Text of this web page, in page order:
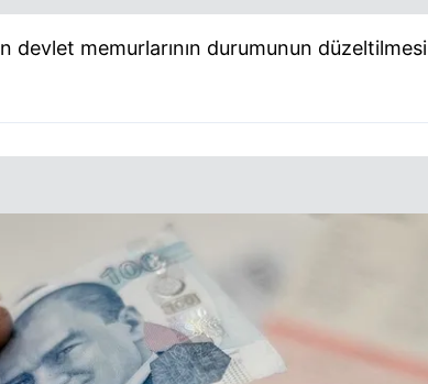
devlet memurlarının durumunun düzeltilmesi